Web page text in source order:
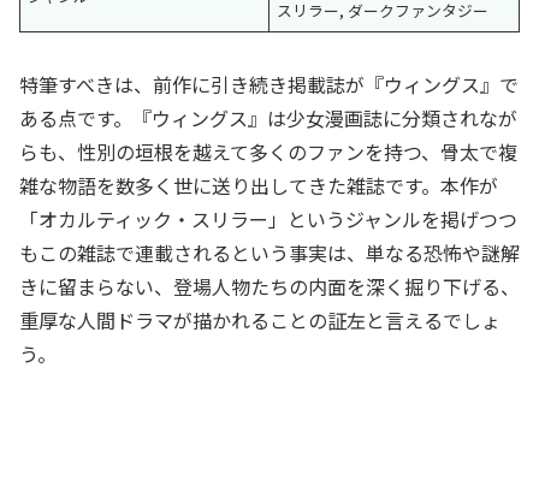
スリラー, ダークファンタジー
特筆すべきは、前作に引き続き掲載誌が『ウィングス』で
ある点です。『ウィングス』は少女漫画誌に分類されなが
らも、性別の垣根を越えて多くのファンを持つ、骨太で複
雑な物語を数多く世に送り出してきた雑誌です。本作が
「オカルティック・スリラー」というジャンルを掲げつつ
もこの雑誌で連載されるという事実は、単なる恐怖や謎解
きに留まらない、登場人物たちの内面を深く掘り下げる、
重厚な人間ドラマが描かれることの証左と言えるでしょ
う。